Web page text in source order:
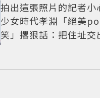
拍出這張照片的記者小
少女時代孝淵「絕美
笑」撂狠話：把住址交